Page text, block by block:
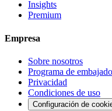
Insights
Premium
Empresa
Sobre nosotros
Programa de
Privacidad
Condiciones de uso
Configuración de